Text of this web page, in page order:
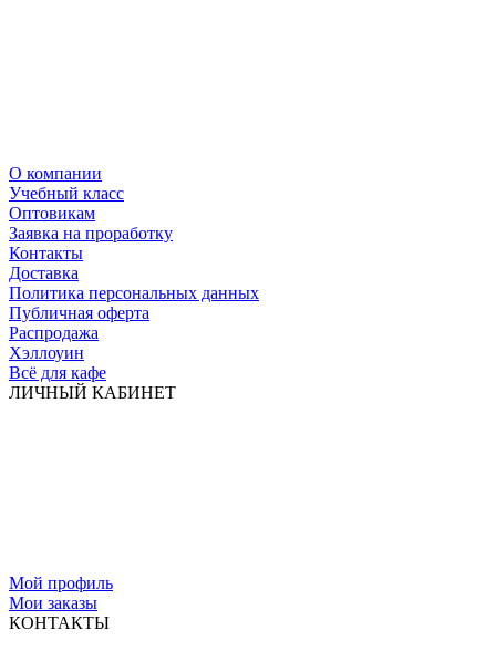
О компании
Учебный класс
Оптовикам
Заявка на проработку
Контакты
Доставка
Политика персональных данных
Публичная оферта
Распродажа
Хэллоуин
Всё для кафе
ЛИЧНЫЙ КАБИНЕТ
Мой профиль
Мои заказы
КОНТАКТЫ